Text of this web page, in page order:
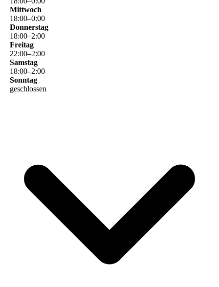
Mittwoch
18:00–0:00
Donnerstag
18:00–2:00
Freitag
22:00–2:00
Samstag
18:00–2:00
Sonntag
geschlossen